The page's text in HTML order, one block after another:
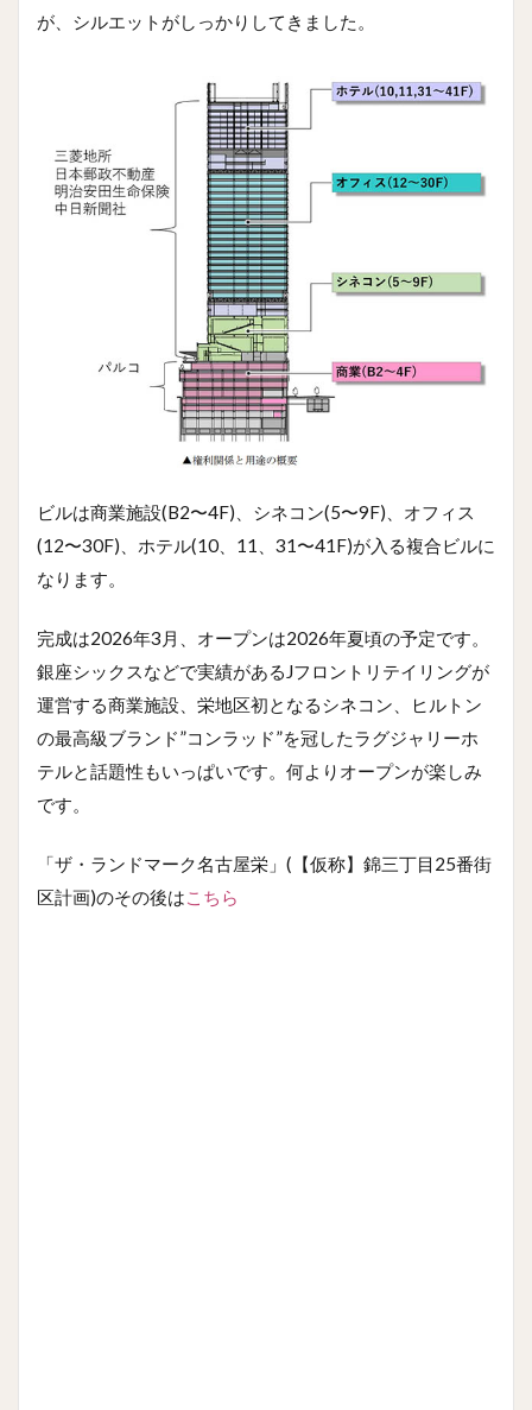
が、シルエットがしっかりしてきました。
ビルは商業施設(B2〜4F)、シネコン(5〜9F)、オフィス
(12〜30F)、ホテル(10、11、31〜41F)が入る複合ビルに
なります。
完成は2026年3月、オープンは2026年夏頃の予定です。
銀座シックスなどで実績があるJフロントリテイリングが
運営する商業施設、栄地区初となるシネコン、ヒルトン
の最高級ブランド”コンラッド”を冠したラグジャリーホ
テルと話題性もいっぱいです。何よりオープンが楽しみ
です。
「ザ・ランドマーク名古屋栄」(【仮称】錦三丁目25番街
区計画)のその後はこちら